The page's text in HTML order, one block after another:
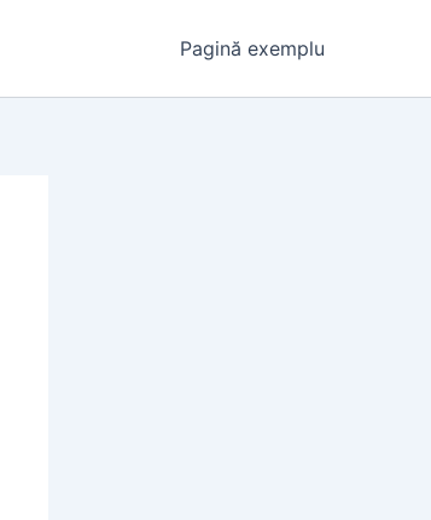
Pagină exemplu